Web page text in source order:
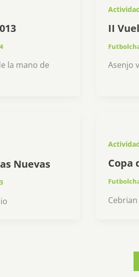
la mano de
II
Asenjo
Nuevas Copa